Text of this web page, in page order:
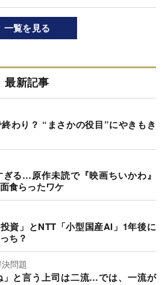
一覧を見る
最新記事
わり？ “まさかの役目”にやきもき
る…原作未読で『映画ちいかわ』
食らったワケ
資」とNTT「小型国産AI」1年後に
ち？
問題
」と言う上司は二流…では、一流が